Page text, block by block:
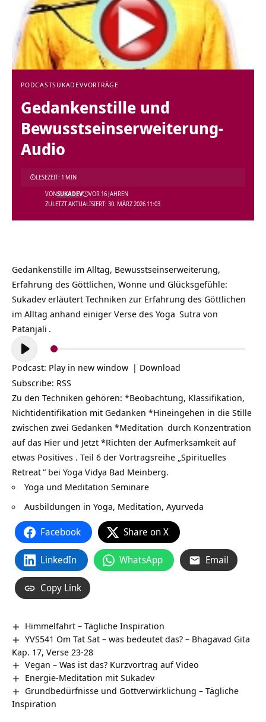
PODCASTSUKADEVVORTRÄGE
Gedankenstille und
Bewusstseinserweiterung-
Audio
ZULETZT AKTUALISIERT: 30. MÄRZ 2026 11:03
VONSUKADEV VOR 16 JAHREN
LESEZEIT: 1 MIN
Gedankenstille im Alltag, Bewusstseinserweiterung,
Erfahrung des Göttlichen, Wonne und Glücksgefühle:
Sukadev erläutert Techniken zur Erfahrung des Göttlichen
im Alltag anhand einiger Verse des Yoga Sutra von
Patanjali .
Audio-
Player
Podcast: Play in new window | Download
Subscribe: RSS
Zu den Techniken gehören: *Beobachtung, Klassifikation,
Nichtidentifikation mit Gedanken *Hineingehen in die Stille
zwischen zwei Gedanken *Meditation durch Konzentration
auf das Hier und Jetzt *Richten der Aufmerksamkeit auf
etwas Positives . Teil 6 der Vortragsreihe „Spirituelles
Retreat“ bei Yoga Vidya Bad Meinberg.
Yoga und Meditation Seminare
Ausbildungen in Yoga, Meditation, Ayurveda
Facebook Share on X
LinkedIn WhatsApp Email
Copy Link
Himmelfahrt – Tägliche Inspiration
YVS541 Om Tat Sat – was bedeutet das? – Bhagavad Gita
Kap. 17, Verse 23-28
Vegan – Was ist das? Kurzvortrag auf Video
Energie-Meditation mit Sukadev
Grundbedürfnisse und Gottverwirklichung – Tägliche
Inspiration